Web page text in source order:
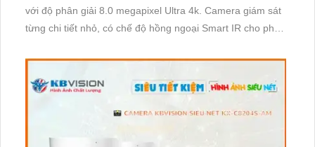
với độ phân giải 8.0 megapixel Ultra 4k. Camera giám sát
từng chi tiết nhỏ, có chế độ hồng ngoại Smart IR cho phép
loại chống nước nắng, lắp đặt ở mọi vị trí